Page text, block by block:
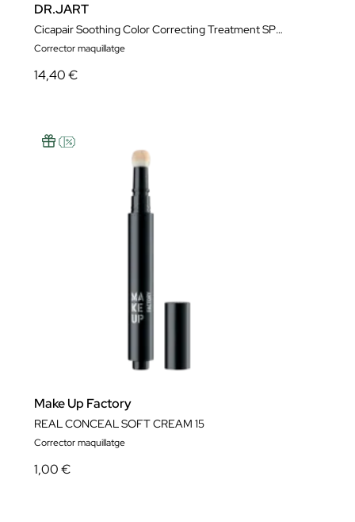
DR.JART
Cicapair Soothing Color Correcting Treatment SPF30
Corrector maquillatge
14,40 €
Make Up Factory
REAL CONCEAL SOFT CREAM 15
Corrector maquillatge
1,00 €